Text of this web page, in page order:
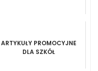
ARTYKUŁY PROMOCYJNE
DLA SZKÓŁ